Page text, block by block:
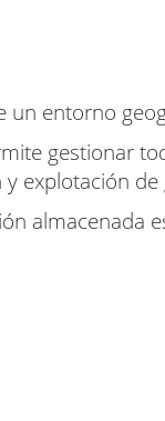
un entorno
gestionar
explotación de
almacenada